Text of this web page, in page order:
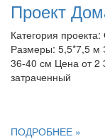
Проект
Категория
Размеры: 5,5*7,5 м
36-40 см Цена от
затраченный
ПОДРОБНЕЕ »